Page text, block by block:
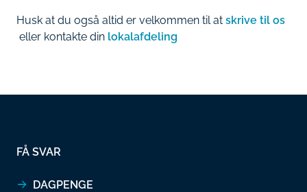
Husk at du også altid er velkommen til at skrive til os
eller kontakte din lokalafdeling
FÅ SVAR
DAGPENGE